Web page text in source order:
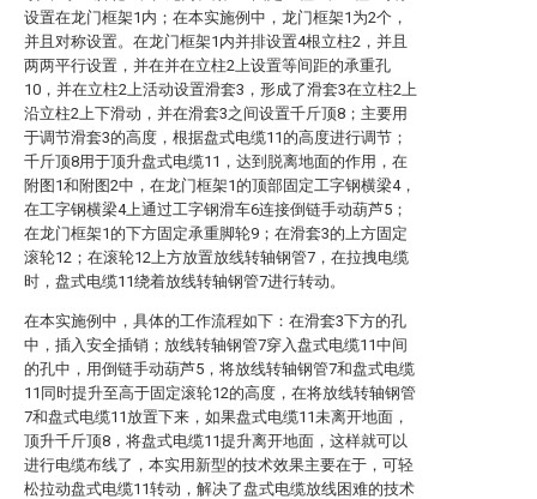
设置在龙门框架1内；在本实施例中，龙门框架1为2个，
并且对称设置。在龙门框架1内并排设置4根立柱2，并且
两两平行设置，并在并在立柱2上设置等间距的承重孔
10，并在立柱2上活动设置滑套3，形成了滑套3在立柱2上
沿立柱2上下滑动，并在滑套3之间设置千斤顶8；主要用
于调节滑套3的高度，根据盘式电缆11的高度进行调节；
千斤顶8用于顶升盘式电缆11，达到脱离地面的作用，在
附图1和附图2中，在龙门框架1的顶部固定工字钢横梁4，
在工字钢横梁4上通过工字钢滑车6连接倒链手动葫芦5；
在龙门框架1的下方固定承重脚轮9；在滑套3的上方固定
滚轮12；在滚轮12上方放置放线转轴钢管7，在拉拽电缆
时，盘式电缆11绕着放线转轴钢管7进行转动。
在本实施例中，具体的工作流程如下：在滑套3下方的孔
中，插入安全插销；放线转轴钢管7穿入盘式电缆11中间
的孔中，用倒链手动葫芦5，将放线转轴钢管7和盘式电缆
11同时提升至高于固定滚轮12的高度，在将放线转轴钢管
7和盘式电缆11放置下来，如果盘式电缆11未离开地面，
顶升千斤顶8，将盘式电缆11提升离开地面，这样就可以
进行电缆布线了，本实用新型的技术效果主要在于，可轻
松拉动盘式电缆11转动，解决了盘式电缆放线困难的技术